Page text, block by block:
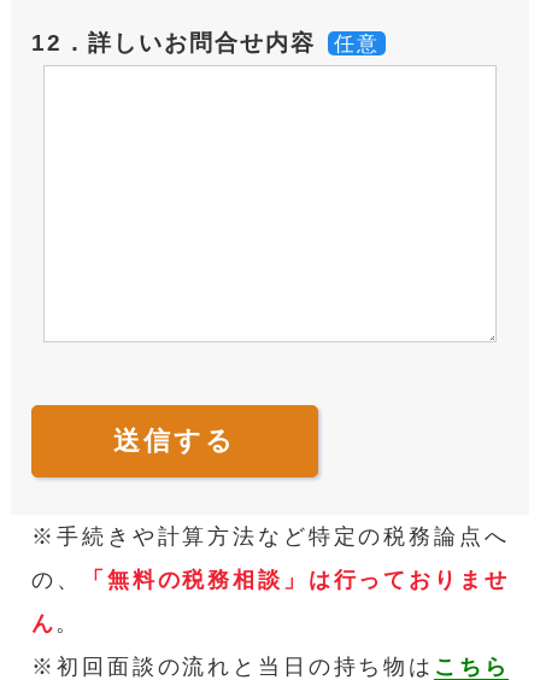
12．詳しいお問合せ内容 任意
※手続きや計算方法など特定の税務論点へ
の、
「無料の税務相談」は行っておりませ
ん。
※初回面談の流れと当日の持ち物は こちら